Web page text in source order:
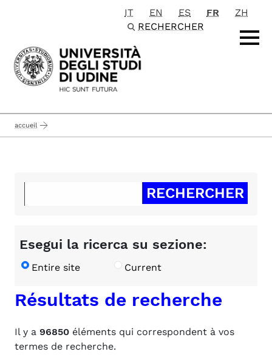
Passa al contenuto principale
IT EN ES FR
ZH
RECHERCHER
accueil
Esegui la ricerca su sezione:
Entire site Current
Résultats de recherche
Il y a 96850 éléments qui correspondent à vos
termes de recherche.